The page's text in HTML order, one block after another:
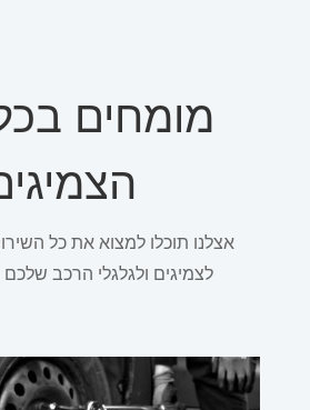
מומחים
אצלנו תוכלו למצוא את כל
לצמיגים ולגלגלי הרכב